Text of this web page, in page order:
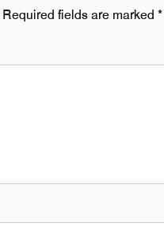
Required fields are marked *